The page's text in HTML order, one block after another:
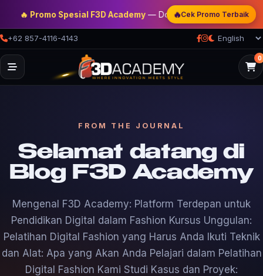
Promo Spesial F3D Academy— Double Discount | Bonus
🔥Cek Promo Terbaik
+62 857-4116-4143
0
FROM THE JOURNAL
Selamat datang di
Blog F3D Academy
Mengenal F3D Academy: Platform Terdepan untuk
Pendidikan Digital dalam Fashion Kursus Unggulan:
Pelatihan Digital Fashion yang Harus Anda Ikuti Teknik
dan Alat: Apa yang Akan Anda Pelajari dalam Pelatihan
Digital Fashion Kami Studi Kasus dan Proyek: